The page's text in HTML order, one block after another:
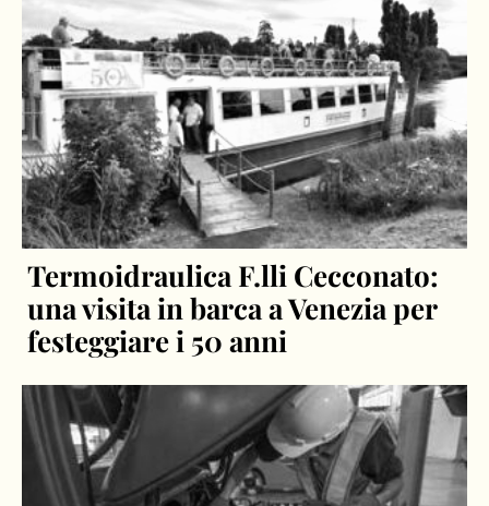
Termoidraulica F.lli Cecconato:
una visita in barca a Venezia per
festeggiare i 50 anni